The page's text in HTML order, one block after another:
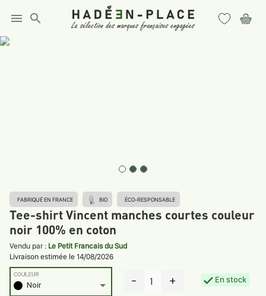
menu search
FABRIQUÉ EN FRANCE BIO ÉCO-RESPONSABLE
Tee-shirt Vincent manches courtes couleur
noir 100% en coton
Vendu par : Le Petit Francais du Sud
Livraison estimée le 14/08/2026
Noir
COULEUR - 1 + En stock